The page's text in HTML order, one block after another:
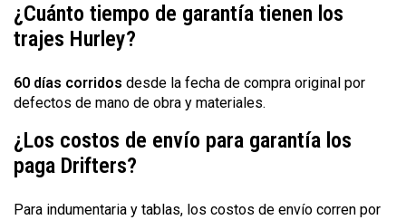
¿Cuánto tiempo de garantía tienen los
trajes Hurley?
60 días corridos desde la fecha de compra original por
defectos de mano de obra y materiales.
¿Los costos de envío para garantía los
paga Drifters?
Para indumentaria y tablas, los costos de envío corren por